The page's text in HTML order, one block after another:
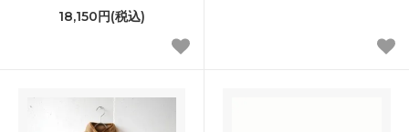
18,150円(税込)